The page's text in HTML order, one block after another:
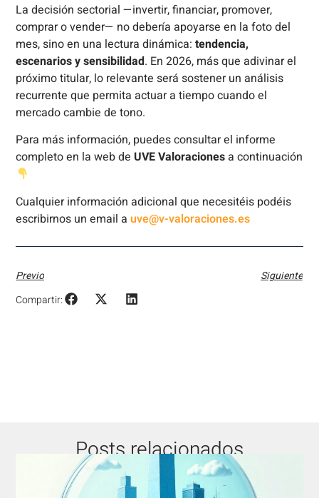
La decisión sectorial —invertir, financiar, promover,
comprar o vender— no debería apoyarse en la foto del
mes, sino en una lectura dinámica:tendencia,
escenarios y sensibilidad. En 2026, más que adivinar el
próximo titular, lo relevante será sostener un análisis
recurrente que permita actuar a tiempo cuando el
mercado cambie de tono.
Para más información, puedes consultar el informe
completo en la web de UVE Valoracionesa continuación
Cualquier información adicional que necesitéis podéis
escribirnos un email auve@v-valoraciones.es
Previo
Siguiente
Compartir:
Posts relacionados